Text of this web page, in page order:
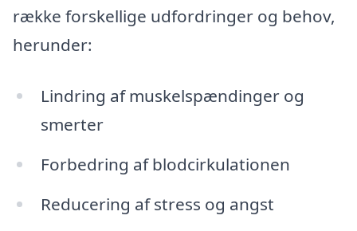
række forskellige udfordringer og behov,
herunder:
Lindring af muskelspændinger og
smerter
Forbedring af blodcirkulationen
Reducering af stress og angst